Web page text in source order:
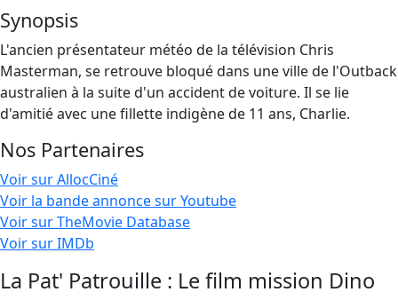
Synopsis
L'ancien présentateur météo de la télévision Chris
Masterman, se retrouve bloqué dans une ville de l'Outback
australien à la suite d'un accident de voiture. Il se lie
d'amitié avec une fillette indigène de 11 ans, Charlie.
Nos Partenaires
Voir sur AllocCiné
Voir la bande annonce sur Youtube
Voir sur TheMovie Database
Voir sur IMDb
La Pat' Patrouille : Le film mission Dino